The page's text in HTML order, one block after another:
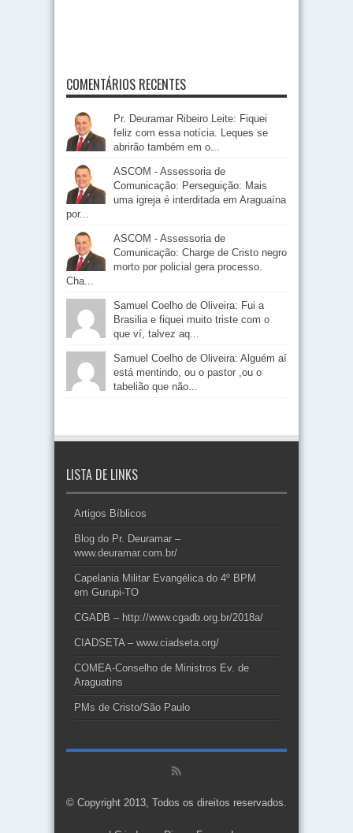
COMENTÁRIOS RECENTES
Pr. Deuramar Ribeiro Leite: Fiquei
feliz com essa notícia. Leques se
abrirão também em o...
ASCOM - Assessoria de
Comunicação: Perseguição: Mais
uma igreja é interditada em Araguaína
por...
ASCOM - Assessoria de
Comunicação: Charge de Cristo negro
morto por policial gera processo.
Cha...
Samuel Coelho de Oliveira: Fui a
Brasilia e fiquei muito triste com o
que ví, talvez aq...
Samuel Coelho de Oliveira: Alguém aí
está mentindo, ou o pastor ,ou o
tabelião que não...
LISTA DE LINKS
Artigos Bíblicos
Blog do Pr. Deuramar –
www.deuramar.com.br/
Capelania Militar Evangélica do 4º BPM
em Gurupi-TO
CGADB – http://www.cgadb.org.br/2018a/
CIADSETA – www.ciadseta.org/
COMEA-Conselho de Ministros Ev. de
Araguatins
PMs de Cristo/São Paulo
© Copyright 2013, Todos os direitos reservados.